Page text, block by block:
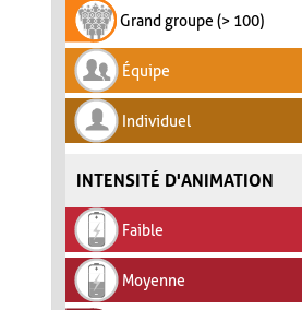
Grand groupe (> 100)
Équipe
Individuel
INTENSITÉ D'ANIMATION
Faible
Moyenne